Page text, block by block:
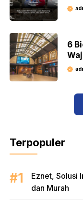
6
Terpopuler
Eznet, Solusi
dan Murah